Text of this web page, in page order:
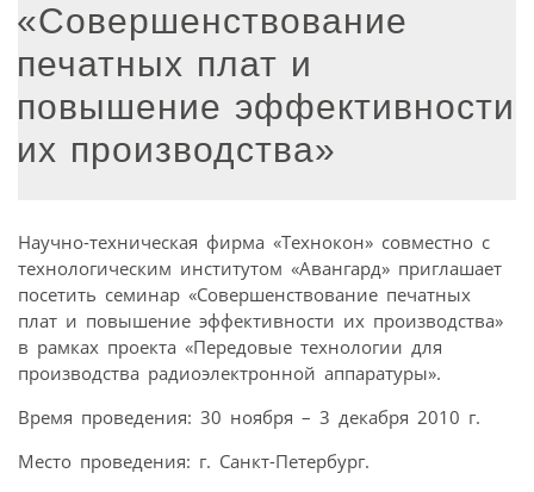
«Совершенствование
печатных плат и
повышение эффективности
их производства»
Научно-техническая фирма «Технокон» совместно с
технологическим институтом «Авангард» приглашает
посетить семинар «Совершенствование печатных
плат и повышение эффективности их производства»
в рамках проекта «Передовые технологии для
производства радиоэлектронной аппаратуры».
Время проведения: 30 ноября – 3 декабря 2010 г.
Место проведения: г. Санкт-Петербург.